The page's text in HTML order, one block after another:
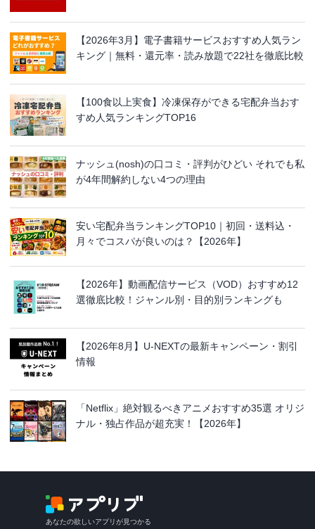
【2026年3月】電子書籍サービスおすすめ人気ラン
キング｜無料・還元率・読み放題で22社を徹底比較
【100食以上実食】冷凍保存ができる宅配弁当おす
すめ人気ランキングTOP16
ナッシュ(nosh)の口コミ・評判がひどい それでも私
が4年間解約しない4つの理由
安い宅配弁当ランキングTOP10｜初回・送料込・
月々でコスパが良いのは？【2026年】
【2026年】動画配信サービス（VOD）おすすめ12
選徹底比較！ジャンル別・目的別ランキングも
【2026年8月】U-NEXTの最新キャンペーン・割引
情報
「Netflix」絶対観るべきアニメおすすめ35選 オリジ
ナル・独占作品が超充実！【2026年】
あなたの欲しいアプリが見つかる